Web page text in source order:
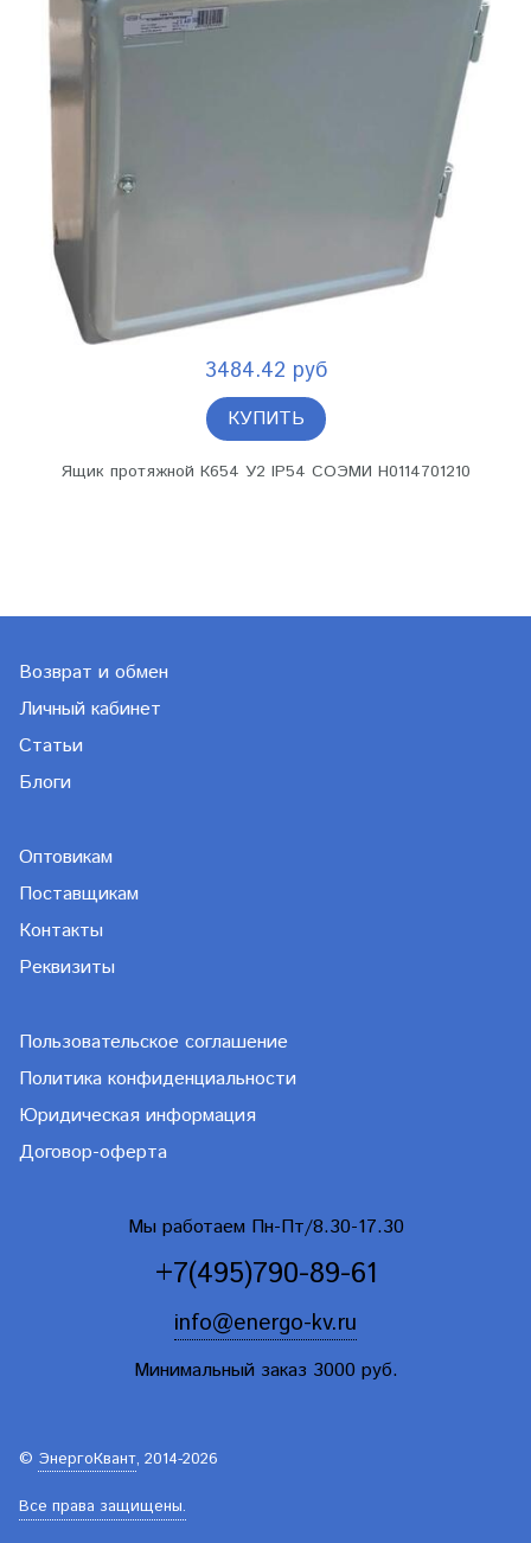
3484.42 руб
КУПИТЬ
Ящик протяжной К654 У2 IP54 СОЭМИ Н0114701210
Возврат и обмен
Личный кабинет
Статьи
Блоги
Оптовикам
Поставщикам
Контакты
Реквизиты
Пользовательское соглашение
Политика конфиденциальности
Юридическая информация
Договор-оферта
Мы работаем Пн-Пт/8.30-17.30
+7(495)790-89-61
info@energo-kv.ru
Минимальный заказ 3000 руб.
© ЭнергоКвант, 2014-2026
Все права защищены.